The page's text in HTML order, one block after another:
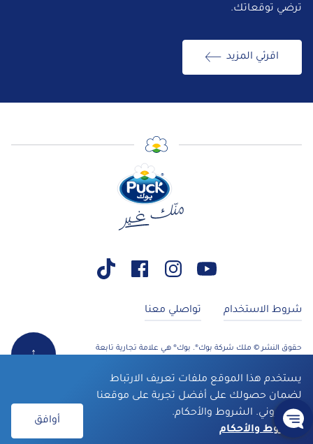
يستخدم هذا الموقع ملفات تعريف الارتباط
لضمان حصولك على أفضل تجربة على موقعنا
الإلكتروني. الشروط والأحكام.
الشروط والأحكام
أوافق
ترضي توقعاتك.
اقرئي المزيد
شروط الاستخدام تواصلي معنا
حقوق النشر © ملك شركة بوك®. بوك® هي علامة تجارية تابعة
↑
مكونات طريقة التحضير